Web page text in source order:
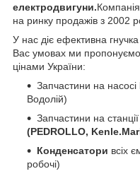
електродвигуни.
на ринку продажів з 2002
У нас діє ефективна
Вас умовах ми
цінами України:
Запчастини на насосі
Водолій)
Запчастини на
(PEDROLLO,
Конденсатори всіх
робочі)